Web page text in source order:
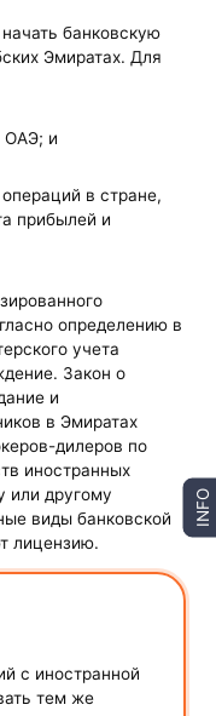
банковскую
Эмиратах. Для
ОАЭ; и
в стране,
прибылей и
определению в
учета
Закон о
и
в Эмиратах
дилеров по
иностранных
или другому
виды банковской
лицензию.
с иностранной
тем же
INFO